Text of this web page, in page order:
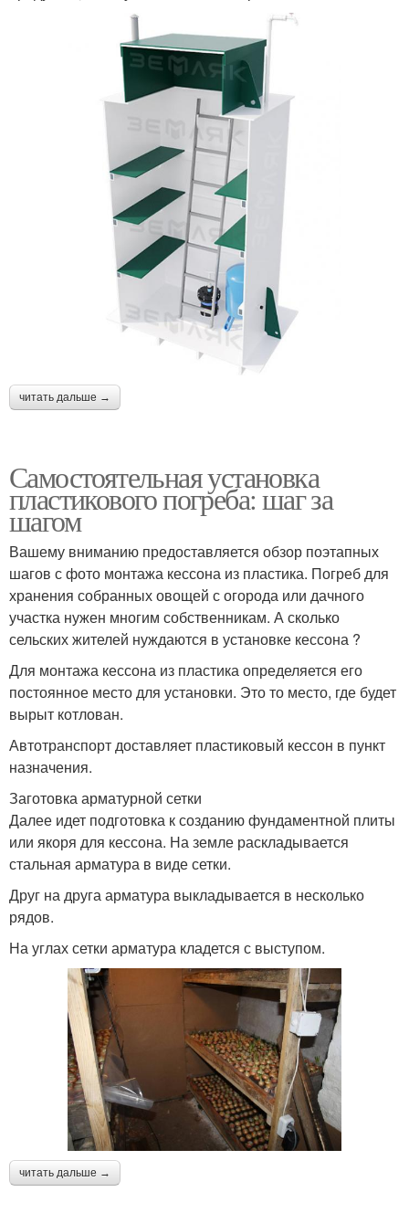
читать дальше →
Самостоятельная установка
пластикового погреба: шаг за
шагом
Вашему вниманию предоставляется обзор поэтапных
шагов с фото монтажа кессона из пластика. Погреб для
хранения собранных овощей с огорода или дачного
участка нужен многим собственникам. А сколько
сельских жителей нуждаются в установке кессона ?
Для монтажа кессона из пластика определяется его
постоянное место для установки. Это то место, где будет
вырыт котлован.
Автотранспорт доставляет пластиковый кессон в пункт
назначения.
Заготовка арматурной сетки
Далее идет подготовка к созданию фундаментной плиты
или якоря для кессона. На земле раскладывается
стальная арматура в виде сетки.
Друг на друга арматура выкладывается в несколько
рядов.
На углах сетки арматура кладется с выступом.
читать дальше →